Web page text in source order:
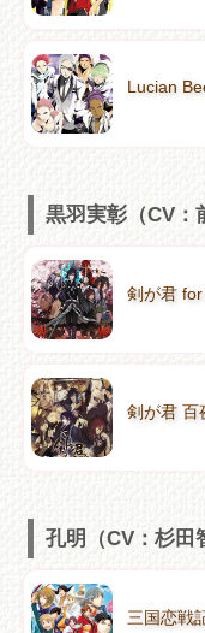
Lucian
黒羽実彰（CV：
剣が君
剣が君 百
孔明（CV：杉田
三国恋戦